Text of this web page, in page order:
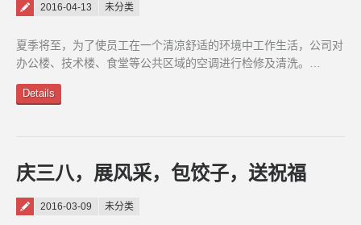
Posted on
2016-04-13 未分类
夏季将至，为了使员工在一个清凉舒适的环境中工作生活，公司对
办公楼、技术楼、食堂等公共区域的空调进行检修及清洗。…
Details
庆三八，展风采，包饺子，送祝福
Posted on
2016-03-09 未分类